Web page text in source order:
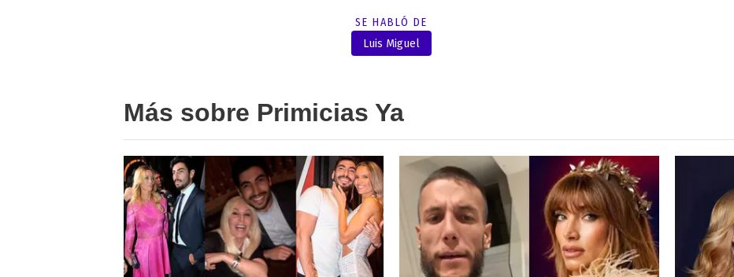
SE HABLÓ DE
Luis Miguel
Más sobre Primicias Ya